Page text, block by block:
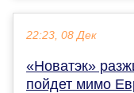
22:23, 08 Дек
«Новатэк»
пойдет мимо